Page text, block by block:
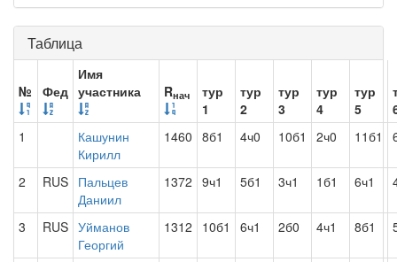
Таблица
№ Фед
Имя
участника
Rнач
тур
1
тур
2
тур
3
тур
4
тур
5
1
Кашунин
Кирилл
1460 8б1 4ч0 10б1 2ч0 11б1
2 RUS Пальцев
Даниил
1372 9ч1 5б1 3ч1 1б1 6ч1
3 RUS Уйманов
Георгий
1312 10б1 6ч1 2б0 4ч1 8б1